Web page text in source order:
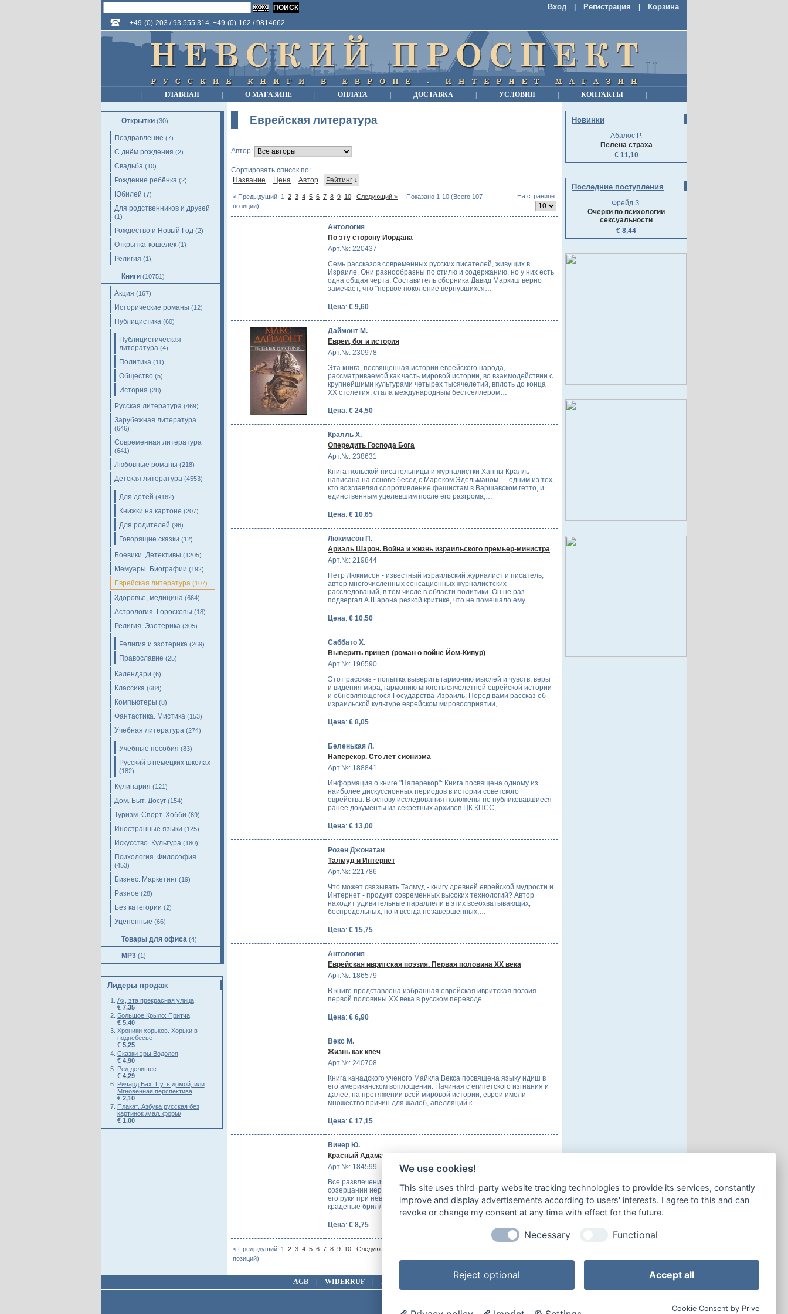
Вход Регистрация Корзина
+49-(0)-203 / 93 555 314, +49-(0)-162 / 9814662
ГЛАВНАЯ О МАГАЗИНЕ ОПЛАТА ДОСТАВКА УСЛОВИЯ КОНТАКТЫ
Открытки (30)
Поздравление (7)
С днём рождения (2)
Свадьба (10)
Рождение ребёнка (2)
Юбилей (7)
Для родственников и друзей
(1)
Рождество и Новый Год (2)
Открытка-кошелёк (1)
Религия (1)
Книги (10751)
Акция (167)
Исторические романы (12)
Публицистика (60)
Публицистическая
литература (4)
Политика (11)
Общество (5)
История (28)
Русская литература (469)
Зарубежная литература
(646)
Современная литература
(641)
Любовные романы (218)
Детская литература (4553)
Для детей (4162)
Книжки на картоне (207)
Для родителей (96)
Говорящие сказки (12)
Боевики. Детективы (1205)
Мемуары. Биографии (192)
Еврейская литература (107)
Здоровье, медицина (664)
Астрология. Гороскопы (18)
Религия. Эзотерика (305)
Религия и эзотерика (269)
Православие (25)
Календари (6)
Классика (684)
Компьютеры (8)
Фантастика. Мистика (153)
Учебная литература (274)
Учебные пособия (83)
Русский в немецких школах
(182)
Кулинария (121)
Дом. Быт. Досуг (154)
Туризм. Спорт. Хобби (69)
Иностранные языки (125)
Искусство. Культура (180)
Психология. Философия
(453)
Бизнес. Маркетинг (19)
Разное (28)
Без категории (2)
Уцененные (66)
Товары для офиса (4)
MP3 (1)
Лидеры продаж
Ах, эта прекрасная улица
€ 7,35
Большое Крыло: Притча
€ 5,40
Хроники хорьков. Хорьки в
поднебесье
€ 5,25
Сказки эры Водолея
€ 4,90
Ред делишес
€ 4,29
Ричард Бах: Путь домой, или
Мгновенная перспектива
€ 2,10
Плакат. Азбука русская без
картинок /мал. форм/
€ 1,00
Еврейская литература
Автор:
Сортировать список по:
Название
Цена Автор Рейтинг ↓
< Предыдущий 1 2 3 4 5 6 7 8 9 10 Следующий > | Показано 1-10 (Всего 107
позиций)
На странице:
Антология
По эту сторону Иордана
Арт.№: 220437
Семь рассказов современных русских писателей, живущих в
Израиле. Они разнообразны по стилю и содержанию, но у них есть
одна общая черта. Составитель сборника Давид Маркиш верно
замечает, что "первое поколение вернувшихся…
Цена: € 9,60
Даймонт М.
Евреи, бог и история
Арт.№: 230978
Эта книга, посвященная истории еврейского народа,
рассматриваемой как часть мировой истории, во взаимодействии с
крупнейшими культурами четырех тысячелетий, вплоть до конца
XX столетия, стала международным бестселлером…
Цена: € 24,50
Кралль Х.
Опередить Господа Бога
Арт.№: 238631
Книга польской писательницы и журналистки Ханны Кралль
написана на основе бесед с Мареком Эдельманом — одним из тех,
кто возглавлял сопротивление фашистам в Варшавском гетто, и
единственным уцелевшим после его разгрома;…
Цена: € 10,65
Люкимсон П.
Ариэль Шарон. Война и жизнь израильского премьер-министра
Арт.№: 219844
Петр Люкимсон - известный израильский журналист и писатель,
автор многочисленных сенсационных журналистских
расследований, в том числе в области политики. Он не раз
подвергал А.Шарона резкой критике, что не помешало ему…
Цена: € 10,50
Саббато Х.
Выверить прицел (роман о войне Йом-Кипур)
Арт.№: 196590
Этот рассказ - попытка выверить гармонию мыслей и чувств, веры
и видения мира, гармонию многотысячелетней еврейской истории
и обновляющегося Государства Израиль. Перед вами рассказ об
израильской культуре еврейском мировосприятии,…
Цена: € 8,05
Беленькая Л.
Наперекор. Сто лет сионизма
Арт.№: 188841
Информация о книге "Наперекор": Книга посвящена одному из
наиболее дискуссионных периодов в истории советского
еврейства. В основу исследования положены не публиковавшиеся
ранее документы из секретных архивов ЦК КПСС,…
Цена: € 13,00
Розен Джонатан
Талмуд и Интернет
Арт.№: 221786
Что может связывать Талмуд - книгу древней еврейской мудрости и
Интернет - продукт современных высоких технологий? Автор
находит удивительные параллели в этих всеохватывающих,
беспредельных, но и всегда незавершенных,…
Цена: € 15,75
Антология
Еврейская ивритская поэзия. Первая половина ХХ века
Арт.№: 186579
В книге представлена избранная еврейская ивритская поэзия
первой половины XX века в русском переводе.
Цена: € 6,90
Векс М.
Жизнь как квеч
Арт.№: 240708
Книга канадского ученого Майкла Векса посвящена языку идиш в
его американском воплощении. Начиная с египетского изгнания и
далее, на протяжении всей мировой истории, евреи имели
множество причин для жалоб, апелляций к…
Цена: € 17,15
Винер Ю.
Красный Адамант
Арт.№: 184599
Все развлечения инвалида Михаила Чериковера заключались в
созерцании иерусалимской улицы из окна своей квартиры, пока в
его руки при невероятном стечении обстоятельств не попали
краденые бриллианты, в том числе знаменитый…
Цена: € 8,75
< Предыдущий 1 2 3 4 5 6 7 8 9 10 Следующий >
позиций)
Новинки
Абалос Р.
Пелена страха
€ 11,10
Последние поступления
Фрейд З.
Очерки по психологии
сексуальности
€ 8,44
AGB WIDERRUF DATENSCHUTZ IMPRESSUM
We use cookies!
This site uses third-party website tracking technologies to provide its services, constantly
improve and display advertisements according to users' interests. I agree to this and can
revoke or change my consent at any time with effect for the future.
Necessary Functional
Reject optional Accept all
Cookie Consent by Prive